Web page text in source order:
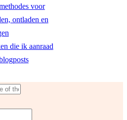
voor
ontladen en
die ik aanraad